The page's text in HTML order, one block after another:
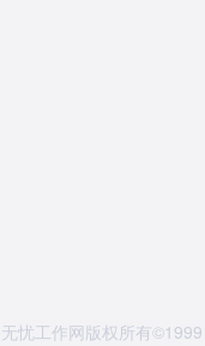
忧工作网版权所有©1999